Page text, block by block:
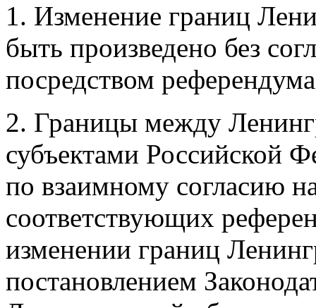
1. Изменение границ
быть произведено без
посредством
2. Границы между
субъектами Российской
по взаимному согласию
соответствующих
изменении границ
постановлением